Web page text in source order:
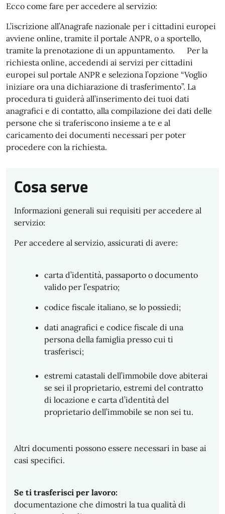
Ecco come fare per accedere al servizio:
L’iscrizione all’Anagrafe nazionale per i cittadini europei
avviene online, tramite il portale ANPR, o a sportello,
tramite la prenotazione di un appuntamento. Per la
richiesta online, accedendi ai servizi per cittadini
europei sul portale ANPR e seleziona l’opzione “Voglio
iniziare ora una dichiarazione di trasferimento”. La
procedura ti guiderà all’inserimento dei tuoi dati
anagrafici e di contatto, alla compilazione dei dati delle
persone che si traferiscono insieme a te e al
caricamento dei documenti necessari per poter
procedere con la richiesta.
Cosa serve
Informazioni generali sui requisiti per accedere al
servizio:
Per accedere al servizio, assicurati di avere:
carta d’identità, passaporto o documento
valido per l’espatrio;
codice fiscale italiano, se lo possiedi;
dati anagrafici e codice fiscale di una
persona della famiglia presso cui ti
trasferisci;
estremi catastali dell’immobile dove abiterai
se sei il proprietario, estremi del contratto
di locazione e carta d’identità del
proprietario dell’immobile se non sei tu.
Altri documenti possono essere necessari in base ai
casi specifici.
Se ti trasferisci per lavoro:
documentazione che dimostri la tua qualità di